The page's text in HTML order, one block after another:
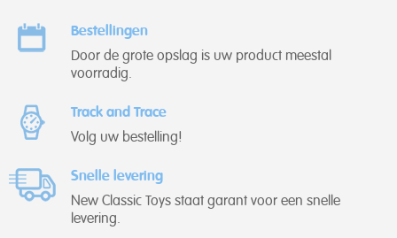
Bestellingen
Door de grote opslag is uw product meestal
voorradig.
Track and Trace
Volg uw bestelling!
Snelle levering
New Classic Toys staat garant voor een snelle
levering.